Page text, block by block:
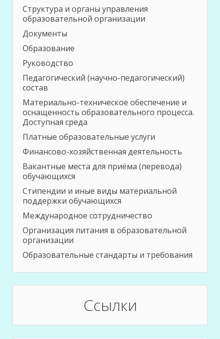
Структура и органы управления
образовательной организации
Документы
Образование
Руководство
Педагогический (научно-педагогический)
состав
Материально-техническое обеспечение и
оснащенность образовательного процесса.
Доступная среда
Платные образовательные услуги
Финансово-хозяйственная деятельность
Вакантные места для приёма (перевода)
обучающихся
Стипендии и иные виды материальной
поддержки обучающихся
Международное сотрудничество
Организация питания в образовательной
организации
Образовательные стандарты и требования
Ссылки